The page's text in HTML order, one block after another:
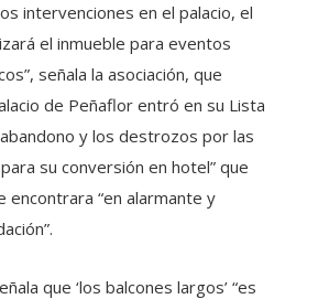
intervenciones en el palacio, el
el inmueble para eventos
señala la asociación, que
de Peñaflor entró en su Lista
y los destrozos por las
su conversión en hotel” que
encontrara “en alarmante y
que ‘los balcones largos’ “es